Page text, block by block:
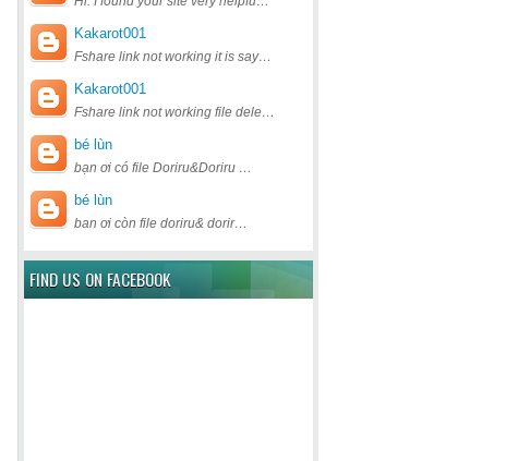
Kakarot001
Fshare link not working it is say…
Kakarot001
Fshare link not working file dele…
bé lùn
bạn ơi có file Doriru&Doriru …
bé lùn
ban ơi còn file doriru& dorir…
FIND US ON FACEBOOK